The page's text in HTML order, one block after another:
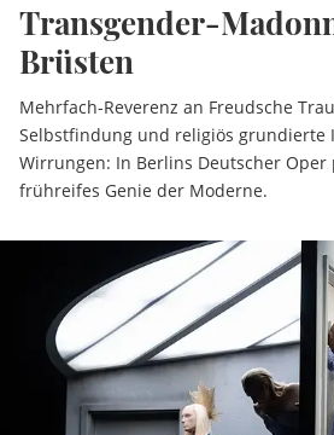
Transgender-
Brüsten
Mehrfach-Reverenz an Freudsche
Selbstfindung und religiös grundierte
Wirrungen: In Berlins Deutscher
frühreifes Genie der Moderne.